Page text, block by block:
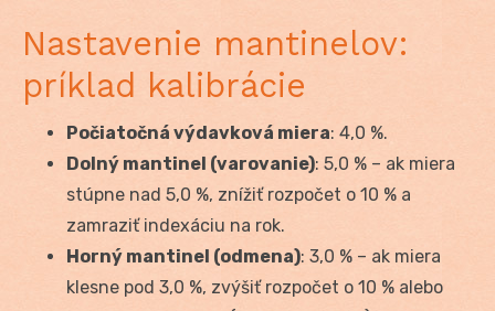
Nastavenie mantinelov:
príklad kalibrácie
Počiatočná výdavková miera: 4,0 %.
Dolný mantinel (varovanie): 5,0 % – ak miera
stúpne nad 5,0 %, znížiť rozpočet o 10 % a
zamraziť indexáciu na rok.
Horný mantinel (odmena): 3,0 % – ak miera
klesne pod 3,0 %, zvýšiť rozpočet o 10 % alebo